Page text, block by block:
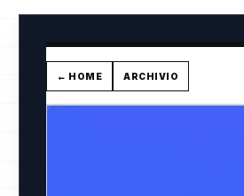
← HOME ARCHIVIO